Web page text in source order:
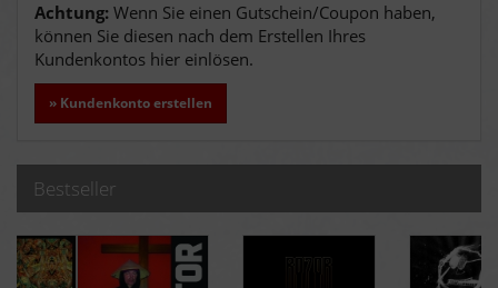
Achtung: Wenn Sie einen Gutschein/Coupon haben,
können Sie diesen nach dem Erstellen Ihres
Kundenkontos hier einlösen.
» Kundenkonto erstellen
Bestseller